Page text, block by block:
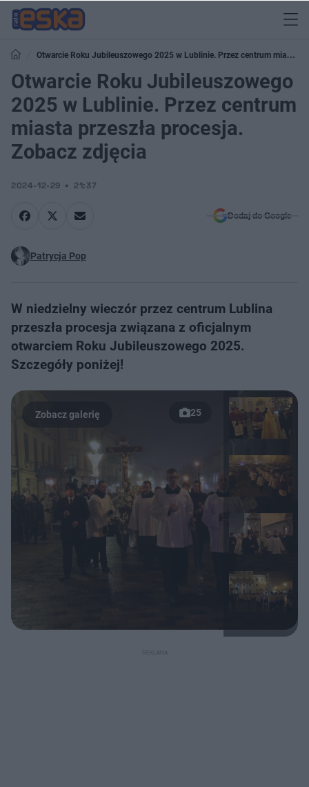
Otwarcie Roku Jubileuszowego 2025 w Lublinie. Przez centrum miasta
przeszła procesja. Zobacz zdjęcia
Otwarcie Roku Jubileuszowego
2025 w Lublinie. Przez centrum
miasta przeszła procesja.
Zobacz zdjęcia
2024-12-29 21:37
Dodaj do Google
Patrycja Pop
W niedzielny wieczór przez centrum Lublina
przeszła procesja związana z oficjalnym
otwarciem Roku Jubileuszowego 2025.
Szczegóły poniżej!
25